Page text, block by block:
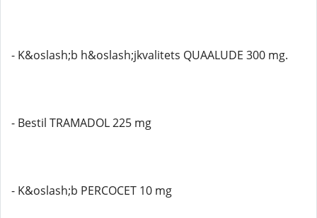
- K&oslash;b h&oslash;jkvalitets QUAALUDE 300 mg.
- Bestil TRAMADOL 225 mg
- K&oslash;b PERCOCET 10 mg